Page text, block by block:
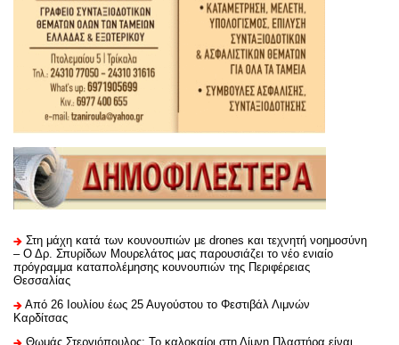
Στη μάχη κατά των κουνουπιών με drones και τεχνητή νοημοσύνη
– Ο Δρ. Σπυρίδων Μουρελάτος μας παρουσιάζει το νέο ενιαίο
πρόγραμμα καταπολέμησης κουνουπιών της Περιφέρειας
Θεσσαλίας
Από 26 Ιουλίου έως 25 Αυγούστου το Φεστιβάλ Λιμνών
Καρδίτσας
Θωμάς Στεργιόπουλος: Το καλοκαίρι στη Λίμνη Πλαστήρα είναι